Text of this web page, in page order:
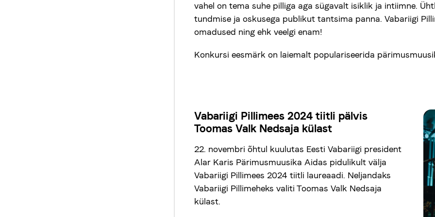
vahel on tema suhe pilliga aga sügavalt isiklik ja intiimne.
tundmise ja oskusega publikut tantsima panna. Vabariigi
omadused ning ehk veelgi enam!
Konkursi eesmärk on laiemalt populariseerida
Vabariigi Pillimees 2024 tiitli pälvis
Toomas Valk Nedsaja külast
22. novembri õhtul kuulutas Eesti Vabariigi president
Alar Karis Pärimusmuusika Aidas pidulikult välja
Vabariigi Pillimees 2024 tiitli laureaadi. Neljandaks
Vabariigi Pillimeheks valiti Toomas Valk Nedsaja
külast.